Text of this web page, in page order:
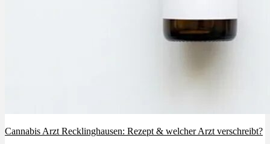
Cannabis Arzt Recklinghausen: Rezept & welcher Arzt verschreibt?